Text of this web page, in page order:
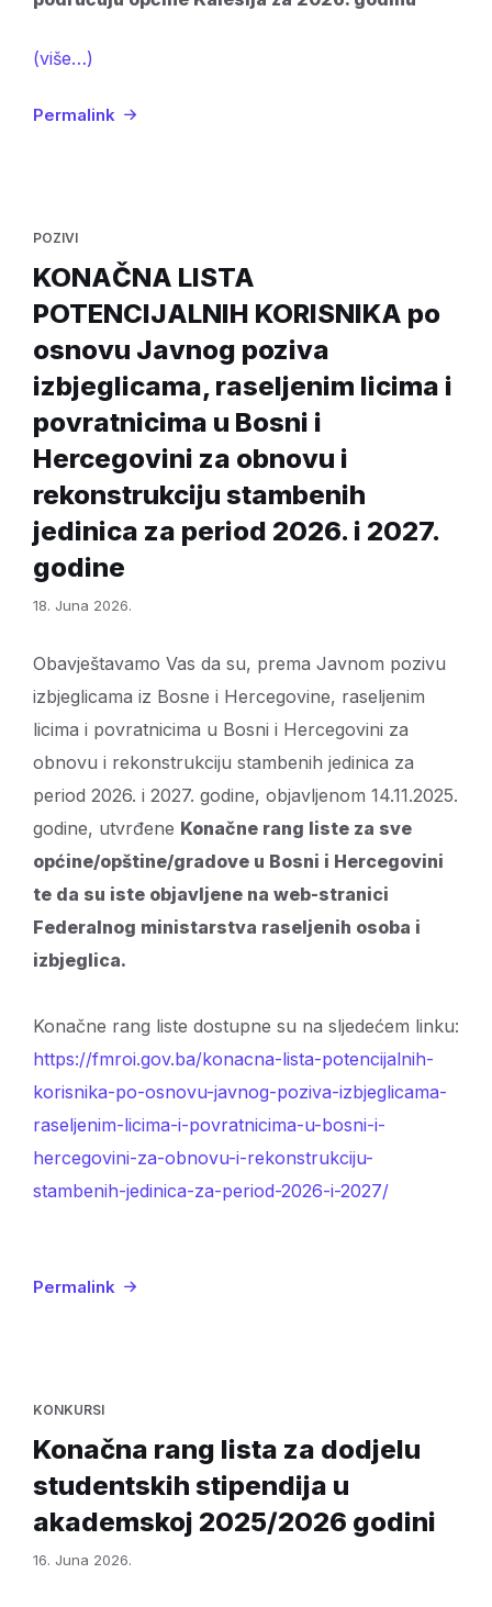
(više…)
Permalink
POZIVI
KONAČNA LISTA
POTENCIJALNIH KORISNIKA po
osnovu Javnog poziva
izbjeglicama, raseljenim licima i
povratnicima u Bosni i
Hercegovini za obnovu i
rekonstrukciju stambenih
jedinica za period 2026. i 2027.
godine
18. Juna 2026.
Obavještavamo Vas da su, prema Javnom pozivu
izbjeglicama iz Bosne i Hercegovine, raseljenim
licima i povratnicima u Bosni i Hercegovini za
obnovu i rekonstrukciju stambenih jedinica za
period 2026. i 2027. godine, objavljenom 14.11.2025.
godine, utvrđene Konačne rang liste za sve
općine/opštine/gradove u Bosni i Hercegovini
te da su iste objavljene na web-stranici
Federalnog ministarstva raseljenih osoba i
izbjeglica.
Konačne rang liste dostupne su na sljedećem linku:
https://fmroi.gov.ba/konacna-lista-potencijalnih-
korisnika-po-osnovu-javnog-poziva-izbjeglicama-
raseljenim-licima-i-povratnicima-u-bosni-i-
hercegovini-za-obnovu-i-rekonstrukciju-
stambenih-jedinica-za-period-2026-i-2027/
Permalink
KONKURSI
Konačna rang lista za dodjelu
studentskih stipendija u
akademskoj 2025/2026 godini
16. Juna 2026.